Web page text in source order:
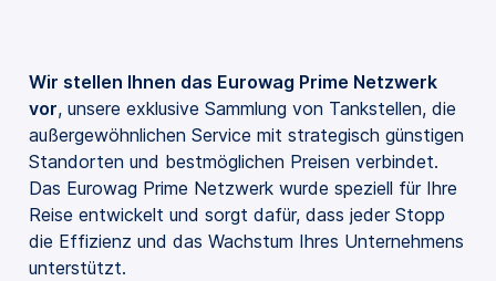
Wir stellen Ihnen das Eurowag Prime Netzwerk
vor, unsere exklusive Sammlung von Tankstellen, die
außergewöhnlichen Service mit strategisch günstigen
Standorten und bestmöglichen Preisen verbindet.
Das Eurowag Prime Netzwerk wurde speziell für Ihre
Reise entwickelt und sorgt dafür, dass jeder Stopp
die Effizienz und das Wachstum Ihres Unternehmens
unterstützt.